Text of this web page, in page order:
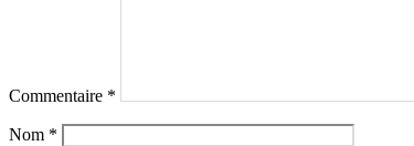
Commentaire *
Nom *